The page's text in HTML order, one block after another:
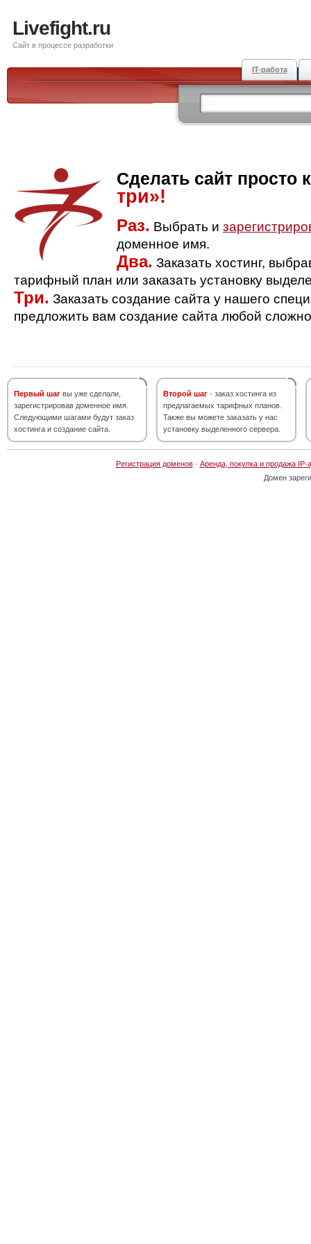
Livefight.ru
Сайт в процессе разработки
IT-работа
Сделать сайт просто
три»!
Раз. Выбрать и
доменное имя.
Два. Заказать хостинг,
тарифный план или заказать установку
Три. Заказать создание сайта у нашего
предложить вам создание сайта любой
Первый шаг вы уже сделали,
зарегистрировав доменное имя.
Следующими шагами будут заказ
хостинга и создание сайта.
Второй шаг - заказ хостинга из
предлагаемых тарифных планов.
Также вы можете заказать у нас
установку выделенного сервера.
Регистрация доменов· Аренда, покупка и продажа IP-
Домен